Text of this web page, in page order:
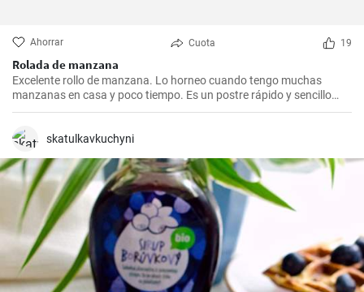
Ahorrar Cuota 19
Rolada de manzana
Excelente rollo de manzana. Lo horneo cuando tengo muchas
manzanas en casa y poco tiempo. Es un postre rápido y sencillo
que siempre agrada.
skatulkavkuchyni